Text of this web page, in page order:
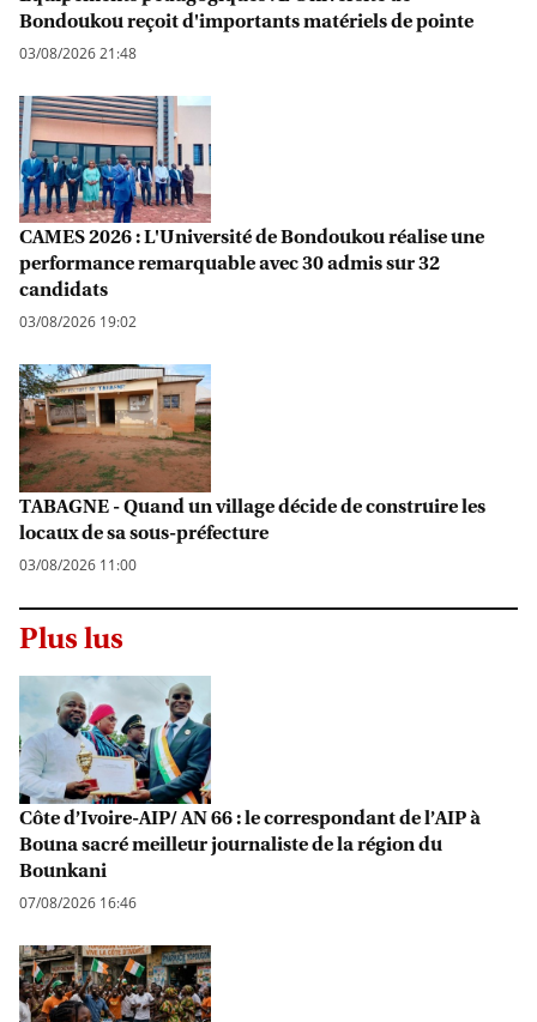
Bondoukou reçoit d'importants matériels de pointe
03/08/2026 21:48
CAMES 2026 : L'Université de Bondoukou réalise une
performance remarquable avec 30 admis sur 32
candidats
03/08/2026 19:02
TABAGNE - Quand un village décide de construire les
locaux de sa sous-préfecture
03/08/2026 11:00
Plus lus
Côte d’Ivoire-AIP/ AN 66 : le correspondant de l’AIP à
Bouna sacré meilleur journaliste de la région du
Bounkani
07/08/2026 16:46